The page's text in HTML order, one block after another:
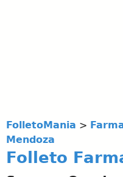
FolletoMania >
Mendoza
Folleto